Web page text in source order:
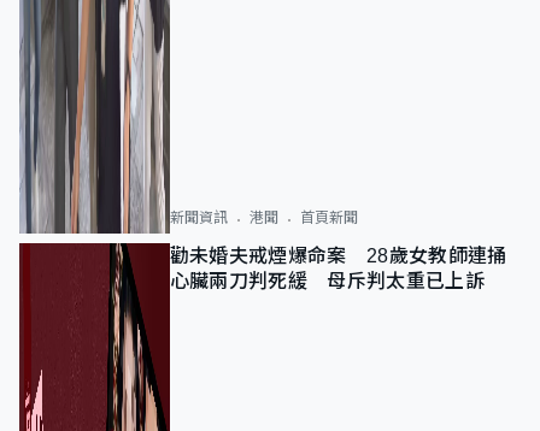
新聞資訊 港聞 首頁新聞
勸未婚夫戒煙爆命案 28歲女教師連捅
心臟兩刀判死緩 母斥判太重已上訴